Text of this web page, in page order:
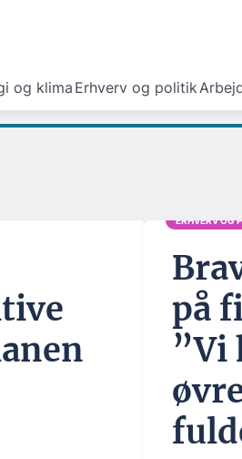
og klima Erhverv og politik
ERHVERV OG
på
”Vi